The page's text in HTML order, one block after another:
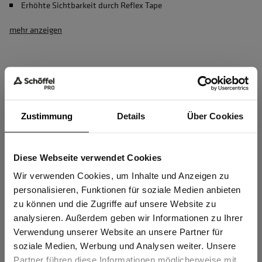
Zustimmung Details Über Cookies
Diese Webseite verwendet Cookies
Wir verwenden Cookies, um Inhalte und Anzeigen zu
personalisieren, Funktionen für soziale Medien anbieten
zu können und die Zugriffe auf unsere Website zu
analysieren. Außerdem geben wir Informationen zu Ihrer
Verwendung unserer Website an unsere Partner für
soziale Medien, Werbung und Analysen weiter. Unsere
Partner führen diese Informationen möglicherweise mit
Erhöhte Sichtbarkeit durch Reflex Tape
mehr anzeigen
Herstellerangaben
Schöffel PRO GmbH, Albert-Einstein-Strasse 1, 86830
info@schoeffel-pro.com
Materialeigenschaften
OEKO-TEX® zertifiziert
Winddicht
Wärmend
Sind Sie
Gewerbetreibender?
Ich bestätige, dass ich Gewerbetreibender bin. Alle
Preise werden netto ausgewiesen.